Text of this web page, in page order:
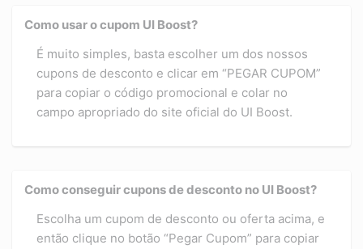
Como usar o cupom UI Boost?
É muito simples, basta escolher um dos nossos
cupons de desconto e clicar em “PEGAR CUPOM”
para copiar o código promocional e colar no
campo apropriado do site oficial do UI Boost.
Como conseguir cupons de desconto no UI Boost?
Escolha um cupom de desconto ou oferta acima, e
então clique no botão “Pegar Cupom” para copiar